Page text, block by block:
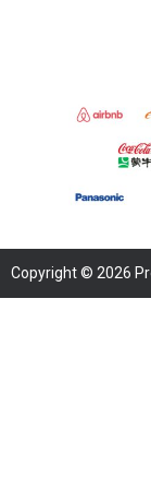
Copyright © 2026